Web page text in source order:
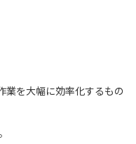
を大幅に効率化するもの